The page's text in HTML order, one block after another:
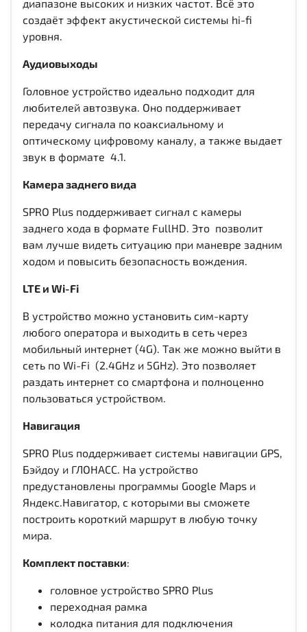
диапазоне высоких и низких частот. Всё это
создаёт эффект акустической системы hi-fi
уровня.
Аудиовыходы
Головное устройство идеально подходит для
любителей автозвука. Оно поддерживает
передачу сигнала по коаксиальному и
оптическому цифровому каналу, а также выдает
звук в формате 4.1.
Камера заднего вида
SPRO Plus поддерживает сигнал с камеры
заднего хода в формате FullHD. Это позволит
вам лучше видеть ситуацию при маневре задним
ходом и повысить безопасность вождения.
LTE и Wi-Fi
В устройство можно установить сим-карту
любого оператора и выходить в сеть через
мобильный интернет (4G). Так же можно выйти в
сеть по Wi-Fi (2.4GHz и 5GHz). Это позволяет
раздать интернет со смартфона и полноценно
пользоваться устройством.
Навигация
SPRO Plus поддерживает системы навигации GPS,
Бэйдоу и ГЛОНАСС. На устройство
предустановлены программы Google Maps и
Яндекс.Навигатор, с которыми вы сможете
построить короткий маршрут в любую точку
мира.
Комплект поставки:
головное устройство SPRO Plus
переходная рамка
колодка питания для подключения